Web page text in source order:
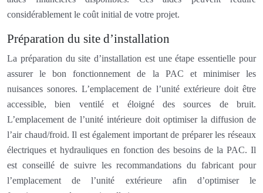
considérablement le coût initial de votre projet.
Préparation du site d’installation
La préparation du site d’installation est une étape essentielle pour
assurer le bon fonctionnement de la PAC et minimiser les
nuisances sonores. L’emplacement de l’unité extérieure doit être
accessible, bien ventilé et éloigné des sources de bruit.
L’emplacement de l’unité intérieure doit optimiser la diffusion de
l’air chaud/froid. Il est également important de préparer les réseaux
électriques et hydrauliques en fonction des besoins de la PAC. Il
est conseillé de suivre les recommandations du fabricant pour
l’emplacement de l’unité extérieure afin d’optimiser le